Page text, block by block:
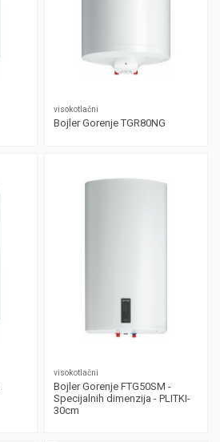
visokotlačni
Bojler Gorenje TGR80NG
visokotlačni
Bojler Gorenje FTG50SM -
Specijalnih dimenzija - PLITKI-
30cm